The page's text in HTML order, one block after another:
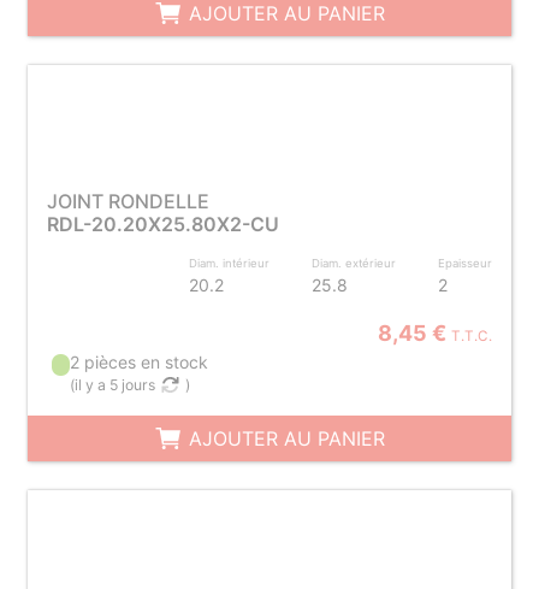
AJOUTER AU PANIER
JOINT RONDELLE
RDL-20.20X25.80X2-CU
Diam. intérieur
20.2
Diam. extérieur
25.8
Epaisseur
2
8,45 € T.T.C.
2 pièces en stock
(il y a 5 jours )
AJOUTER AU PANIER